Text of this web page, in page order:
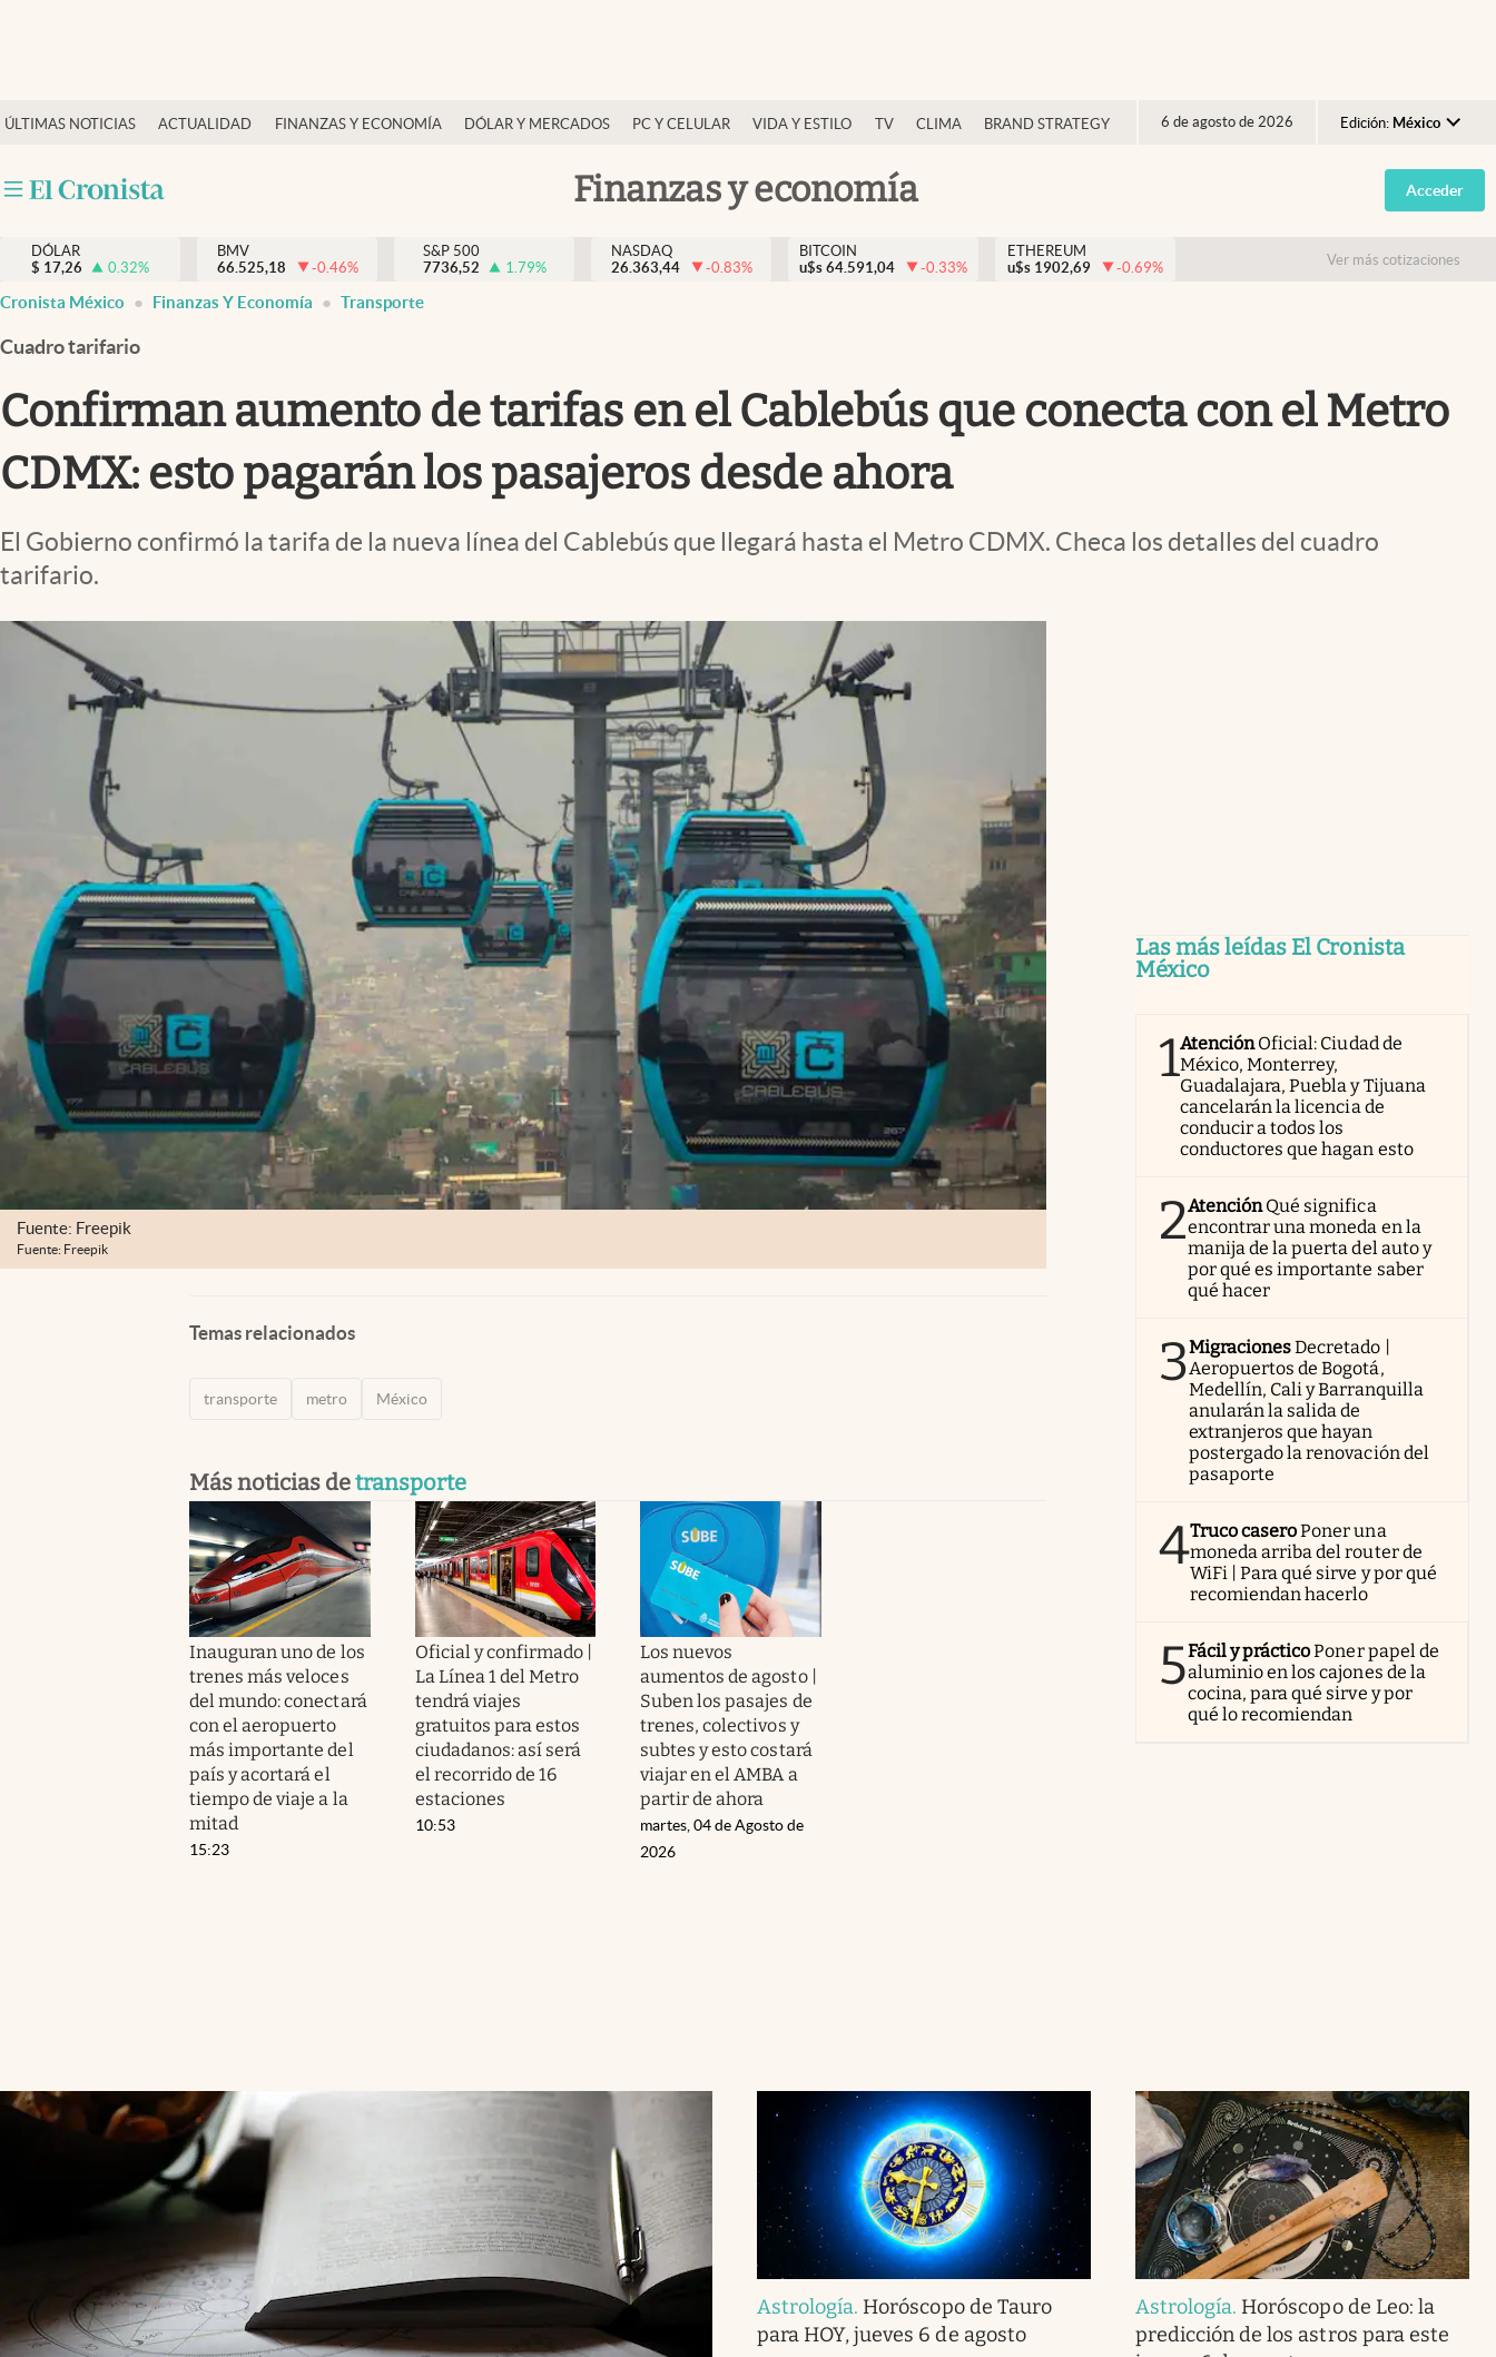
ÚLTIMAS NOTICIAS ACTUALIDAD FINANZAS Y ECONOMÍA DÓLAR Y MERCADOS PC Y CELULAR VIDA Y ESTILO TV CLIMA BRAND STRATEGY 6 de agosto de 2026 Edición: México
Argentina
España
USA
Finanzas y economía
Actualidad
Internacionales
Opinión
Brand Strategy
Vida y estilo
Tv
Espiritualidad
abre en nueva pestaña
Acceder
DÓLAR
$ 17,26 0.32%
BMV
66.525,18
-0.46%
S&P 500
7736,52
1.79%
NASDAQ
26.363,44
-0.83%
BITCOIN
u$s 64.591,04 -0.33%
ETHEREUM
u$s 1902,69 -0.69% Ver más cotizaciones
Cronista México Finanzas Y Economía Transporte
Cuadro tarifario
Confirman aumento de tarifas en el Cablebús que conecta con el Metro
CDMX: esto pagarán los pasajeros desde ahora
El Gobierno confirmó la tarifa de la nueva línea del Cablebús que llegará hasta el Metro CDMX. Checa los detalles del cuadro
tarifario.
Fuente: Freepik
Fuente: Freepik
Temas relacionados
transporte metro México
Más noticias detransporte
Inauguran uno de los
trenes más veloces
del mundo: conectará
con el aeropuerto
más importante del
país y acortará el
tiempo de viaje a la
mitad
15:23
Oficial y confirmado |
La Línea 1 del Metro
tendrá viajes
gratuitos para estos
ciudadanos: así será
el recorrido de 16
estaciones
10:53
Los nuevos
aumentos de agosto |
Suben los pasajes de
trenes, colectivos y
subtes y esto costará
viajar en el AMBA a
partir de ahora
martes, 04 de Agosto de
2026
Las más leídas El Cronista
México
1AtenciónOficial: Ciudad de
México, Monterrey,
Guadalajara, Puebla y Tijuana
cancelarán la licencia de
conducir a todos los
conductores que hagan esto
2AtenciónQué significa
encontrar una moneda en la
manija de la puerta del auto y
por qué es importante saber
qué hacer
3MigracionesDecretado |
Aeropuertos de Bogotá,
Medellín, Cali y Barranquilla
anularán la salida de
extranjeros que hayan
postergado la renovación del
pasaporte
4Truco caseroPoner una
moneda arriba del router de
WiFi | Para qué sirve y por qué
recomiendan hacerlo
5Fácil y prácticoPoner papel de
aluminio en los cajones de la
cocina, para qué sirve y por
qué lo recomiendan
Astrología. Horóscopo de Tauro
para HOY, jueves 6 de agosto
Astrología. Horóscopo de Leo: la
predicción de los astros para este